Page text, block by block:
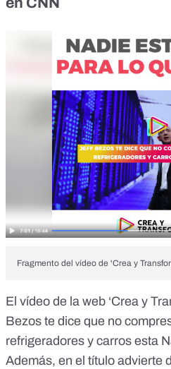
Fragmento del vídeo de 'Crea y
El vídeo de la web ‘Crea y
Bezos te dice que no
refrigeradores y carros esta
Además, en el título advierte